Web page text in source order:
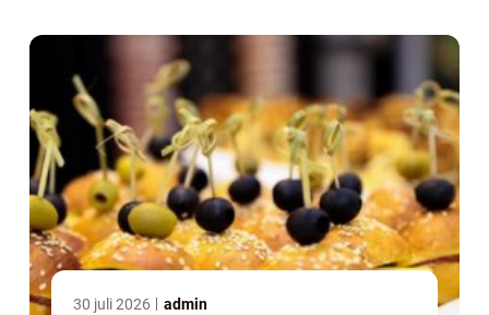
30 juli 2026 admin